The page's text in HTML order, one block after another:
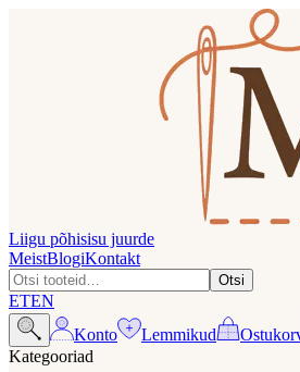
Liigu põhisisu juurde
MeistBlogiKontakt
Otsi
ETEN
Konto
Lemmikud
Kategooriad